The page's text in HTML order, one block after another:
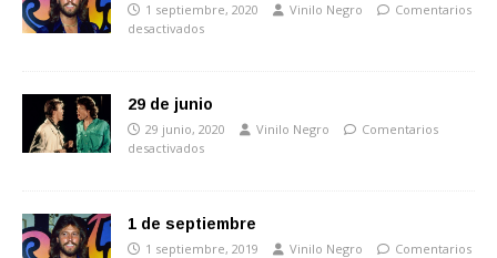
1 septiembre, 2020 Vinilo Negro
Comentarios
desactivados
29 de junio
29 junio, 2020 Vinilo Negro
Comentarios
desactivados
1 de septiembre
1 septiembre, 2019 Vinilo Negro
Comentarios